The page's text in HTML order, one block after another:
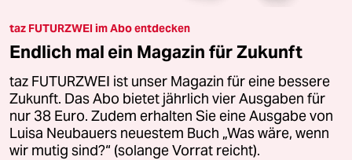
taz FUTURZWEI im Abo entdecken
Endlich mal ein Magazin für Zukunft
taz FUTURZWEI ist unser Magazin für eine bessere
Zukunft. Das Abo bietet jährlich vier Ausgaben für
nur 38 Euro. Zudem erhalten Sie eine Ausgabe von
Luisa Neubauers neuestem Buch „Was wäre, wenn
wir mutig sind?“ (solange Vorrat reicht).